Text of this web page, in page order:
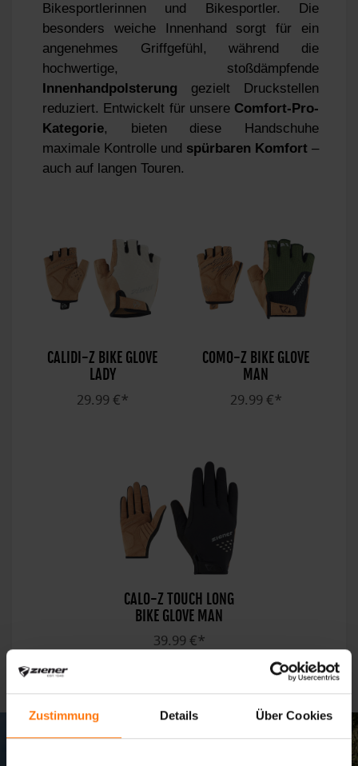
Zustimmung Details Über Cookies
Bikesportlerinnen und Bikesportler. Die
besonders weiche Innenhand sorgt für ein
angenehmes Griffgefühl, während die
hochwertige, stoßdämpfende
Innenhandpolsterung gezielt Druckstellen
reduziert. Entwickelt für unsere Comfort-Pro-
Kategorie, bieten diese Handschuhe
maximale Kontrolle und spürbaren Komfort –
auch auf langen Touren.
CALIDI-Z BIKE GLOVE
LADY
29.99 €*
COMO-Z BIKE GLOVE
MAN
29.99 €*
CALO-Z TOUCH LONG
BIKE GLOVE MAN
39.99 €*